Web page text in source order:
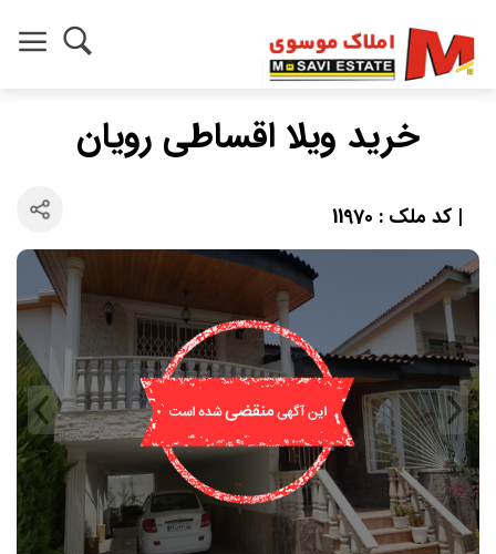
خرید ویلا اقساطی رویان
| کد ملک : 11970